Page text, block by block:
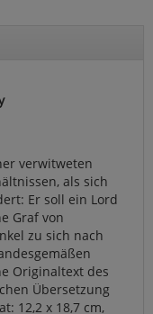
verwitweten
als sich
Er soll ein Lord
Graf von
zu sich nach
Originaltext des
Übersetzung
12,2 x 18,7 cm,